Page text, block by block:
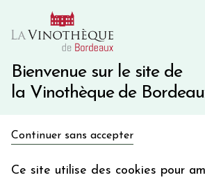
Bienvenue sur le site de
la Vinothèque de
Continuer sans accepter
Ce site utilise des cookies pour
10€ de remise immédiate sur votre
Une question ?
Château PICHON-LONGUEVILLE
en bon